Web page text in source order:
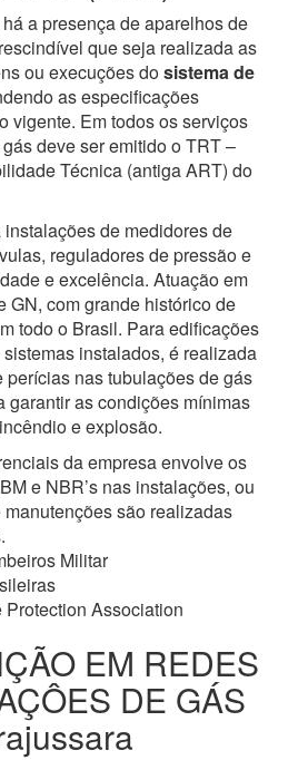
a presença de aparelhos de
que seja realizada as
ou execuções dosistema de
as especificações
vigente. Em todos os serviços
deve ser emitido o TRT –
Técnica (antiga ART) do
instalações de medidores de
reguladores de pressão e
e excelência. Atuação em
GN, com grande histórico de
todo o Brasil. Para edificações
instalados, é realizada
perícias nas tubulações de gás
garantir as condições mínimas
e explosão.
da empresa envolve os
e NBR’s nas instalações, ou
são realizadas
Militar
Association
EM REDES
DE GÁS